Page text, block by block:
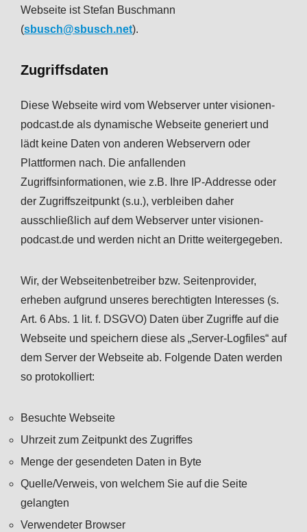
Webseite ist Stefan Buschmann
(sbusch@sbusch.net).
Zugriffsdaten
Diese Webseite wird vom Webserver unter visionen-
podcast.de als dynamische Webseite generiert und
lädt keine Daten von anderen Webservern oder
Plattformen nach. Die anfallenden
Zugriffsinformationen, wie z.B. Ihre IP-Addresse oder
der Zugriffszeitpunkt (s.u.), verbleiben daher
ausschließlich auf dem Webserver unter visionen-
podcast.de und werden nicht an Dritte weitergegeben.
Wir, der Webseitenbetreiber bzw. Seitenprovider,
erheben aufgrund unseres berechtigten Interesses (s.
Art. 6 Abs. 1 lit. f. DSGVO) Daten über Zugriffe auf die
Webseite und speichern diese als „Server-Logfiles“ auf
dem Server der Webseite ab. Folgende Daten werden
so protokolliert:
Besuchte Webseite
Uhrzeit zum Zeitpunkt des Zugriffes
Menge der gesendeten Daten in Byte
Quelle/Verweis, von welchem Sie auf die Seite
gelangten
Verwendeter Browser